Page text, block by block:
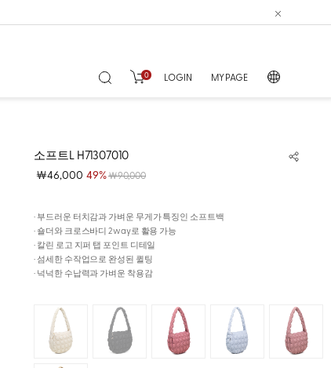
0 LOGIN MY PAGE
소프트L H71307010
￦46,000 49%￦90,000
· 부드러운 터치감과 가벼운 무게가 특징인 소프트백
· 숄더와 크로스바디 2way로 활용 가능
· 칼린 로고 지퍼 탭 포인트 디테일
· 섬세한 수작업으로 완성된 퀼팅
· 넉넉한 수납력과 가벼운 착용감